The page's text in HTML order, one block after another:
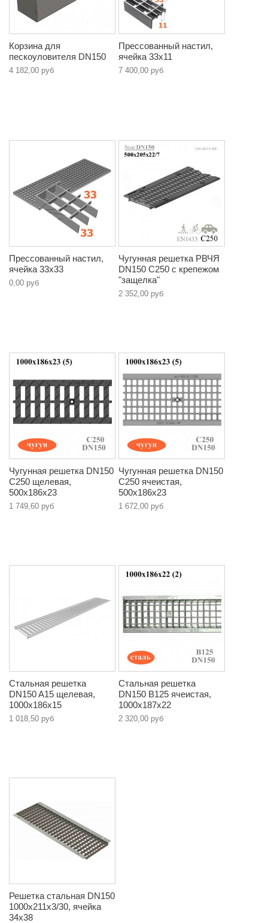
Корзина для
пескоуловителя DN150
4 182,00 руб
Прессованный настил,
ячейка 33х11
7 400,00 руб
Прессованный настил,
ячейка 33х33
0,00 руб
Чугунная решетка РВЧЯ
DN150 C250 с крепежом
"защелка"
2 352,00 руб
Чугунная решетка DN150
C250 щелевая,
500х186х23
1 749,60 руб
Чугунная решетка DN150
C250 ячеистая,
500х186х23
1 672,00 руб
Стальная решетка
DN150 A15 щелевая,
1000х186х15
1 018,50 руб
Стальная решетка
DN150 B125 ячеистая,
1000х187х22
2 320,00 руб
Решетка стальная DN150
1000х211х3/30, ячейка
34х38